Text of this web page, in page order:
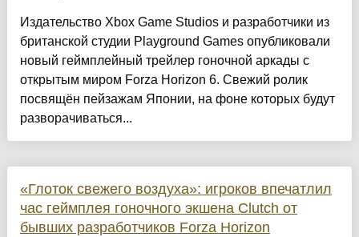
Издательство Xbox Game Studios и разработчики из
британской студии Playground Games опубликовали
новый геймплейный трейлер гоночной аркады с
открытым миром Forza Horizon 6. Свежий ролик
посвящён пейзажам Японии, на фоне которых будут
разворачиваться...
«Глоток свежего воздуха»: игроков впечатлил
час геймплея гоночного экшена Clutch от
бывших разработчиков Forza Horizon